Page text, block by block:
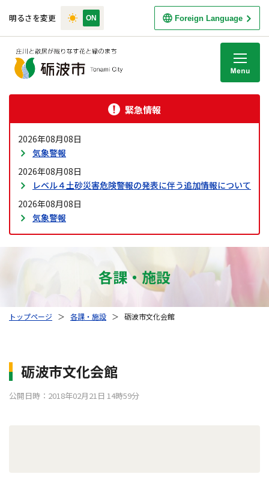
明るさを変更 Foreign Language
緊急情報
2026年08月08日
気象警報
2026年08月08日
レベル４土砂災害危険警報の発表に伴う追加情報について
2026年08月08日
気象警報
各課・施設
トップページ ＞ 各課・施設 ＞ 砺波市文化会館
砺波市文化会館
公開日時：2018年02月21日 14時59分